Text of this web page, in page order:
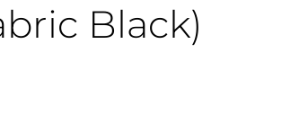
Black)